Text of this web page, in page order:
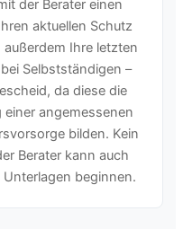
der Berater einen
aktuellen Schutz
Ihre letzten
Selbstständigen –
da diese die
einer angemessenen
bilden. Kein
Berater kann auch
beginnen.